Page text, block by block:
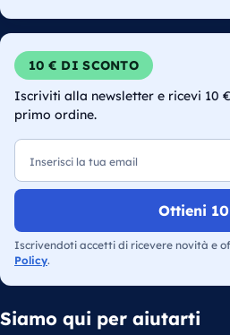
10 € DI SCONTO
Iscriviti alla newsletter e ricevi 10
primo ordine.
Ottieni
Iscrivendoti accetti di ricevere novità e
Policy.
Siamo qui per aiutarti